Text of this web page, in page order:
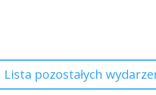
Lista pozostałych